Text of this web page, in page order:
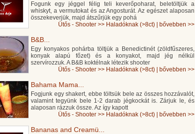
Fogunk egy jéggel félig teli keverőpoharat, beletöltjük a
whiskyt, a vermutokat és az Angosturát. Az egészet alaposan
összekeverjük, majd átszűrjük egy pohá
Ütős - Shooter >> Haladóknak (>8ct) bővebben >>
B&B...
Egy konyakos pohárba töltjük a Benedictinét (zöldfűszeres,
konyak alapú főzet) és a konyakot, majd jég nélkül
szervírozzuk. A B&B koktélnak létezik shooter
Ütős - Shooter >> Haladóknak (>8ct) bővebben >>
Bahama Mama...
Fogjunk egy shakert, ebbe töltsük bele az összes hozzávalót,
valamint tegyünk bele 1-2 darab jégkockát is. Zárjuk le, és
alaposan rázzuk össze. Az így kapott
Ütős - Shooter >> Haladóknak (>8ct) bővebben >>
Bananas and Creamü...